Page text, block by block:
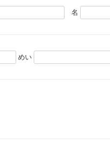
名
めい